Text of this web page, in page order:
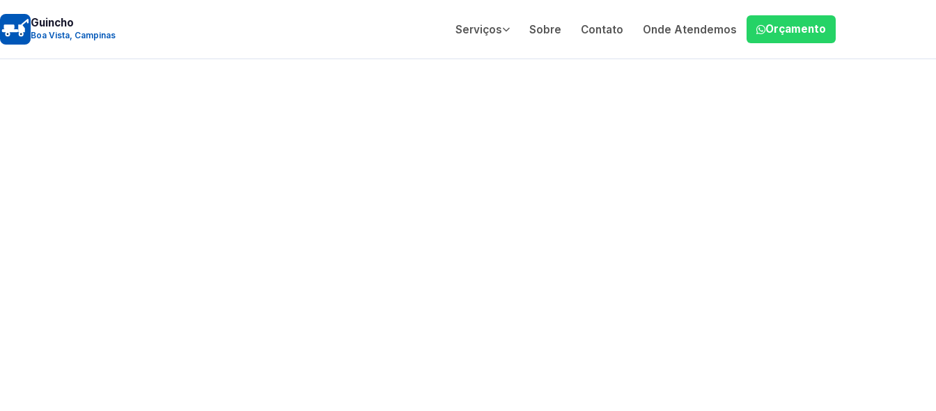
Guincho
Boa Vista, Campinas Serviços Sobre Contato Onde Atendemos Orçamento